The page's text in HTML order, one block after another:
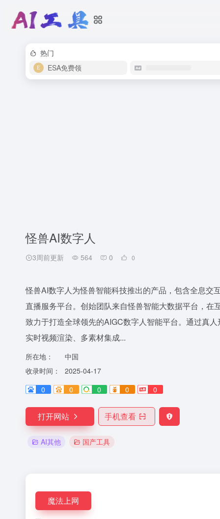
热门
ESA免费领
怪兽AI数字人
3周前更新 564 0 0
怪兽AI数字人为怪兽智能科技推出的产品，包含全息
直播服务平台。创始团队来自怪兽智能大数据平台，
致力于打造全球领先的AIGC数字人智能平台。通过真
实时视频渲染、多素材集成...
所在地：
中国
收录时间：
2025-04-17
0
0 0 0 0
打开网站 手机查看
AI其他 国产工具
魔法上网